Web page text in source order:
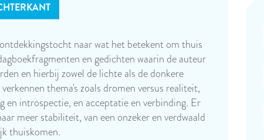
naar wat het betekent om thuis
en gedichten waarin de auteur
en hierbij zowel de lichte als de donkere
thema's zoals dromen versus realiteit,
en introspectie, en acceptatie en verbinding. Er
meer stabiliteit, van een onzeker en verdwaald
thuiskomen.